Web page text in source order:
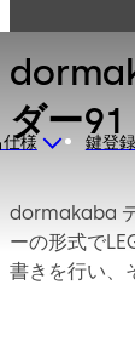
様 鍵登
ダー91
dormakaba
ーの形式で
書きを行い、